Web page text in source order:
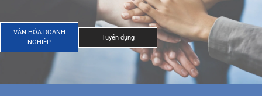
VĂN HÓA DOANH
NGHIỆP
Tuyển dụng